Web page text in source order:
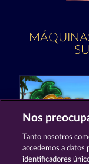
Mallorca Wilds
Nos
Tanto nosotros
accedemos a datos
identificadores